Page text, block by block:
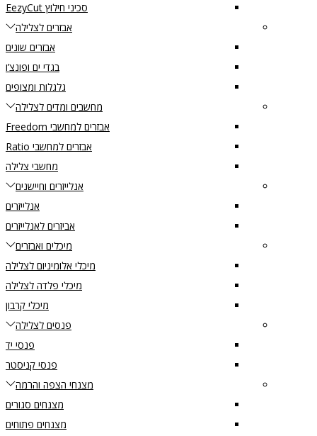
סכיני חילוץ EezyCut
אבזרים לצלילה
אבזרים שונים
בגדי ים ופונצ’ו
גלגלות ומצופים
מחשבים ומדים לצלילה
אבזרים למחשבי Freedom
אבזרים למחשבי Ratio
מחשבי צלילה
אנלייזרים וחיישנים
אנלייזרים
אביזרים לאנלייזרים
מיכלים ואבזרים
מיכלי אלומיניום לצלילה
מיכלי פלדה לצלילה
מיכלי קרבון
פנסים לצלילה
פנסי יד
פנסי קניסטר
מצנחי הצפה והרמה
מצנחים סגורים
מצנחים פתוחים